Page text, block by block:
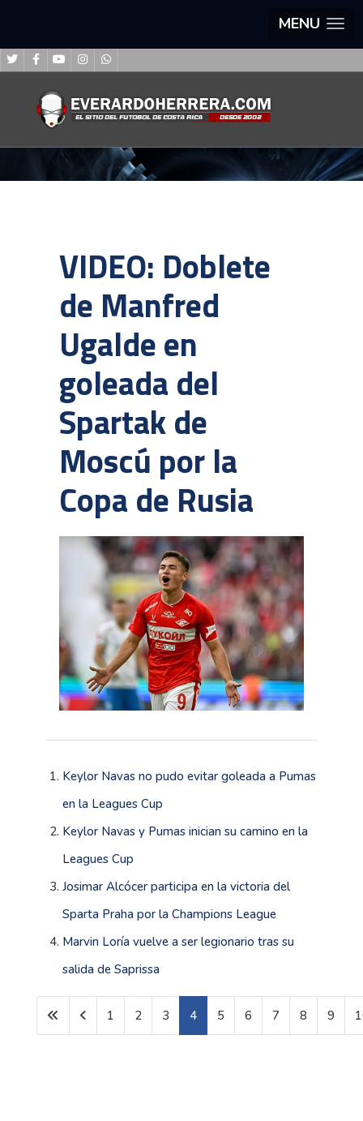
MENU
VIDEO: Doblete
de Manfred
Ugalde en
goleada del
Spartak de
Moscú por la
Copa de Rusia
Keylor Navas no pudo evitar goleada a Pumas
en la Leagues Cup
Keylor Navas y Pumas inician su camino en la
Leagues Cup
Josimar Alcócer participa en la victoria del
Sparta Praha por la Champions League
Marvin Loría vuelve a ser legionario tras su
salida de Saprissa
Página 4 de 1602
1 2 3 4 5 6 7 8 9